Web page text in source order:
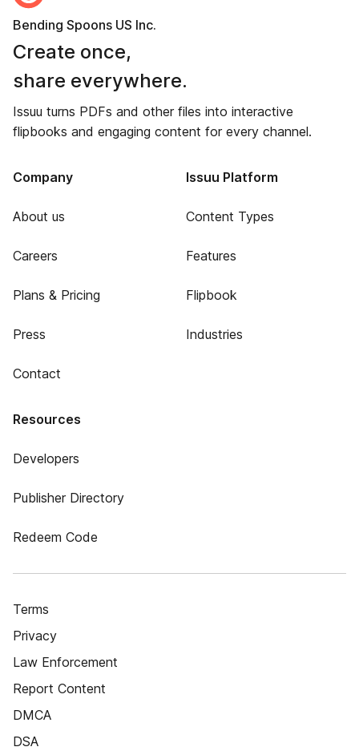
Bending Spoons US Inc.
Create once,
share everywhere.
Issuu turns PDFs and other files into interactive
flipbooks and engaging content for every channel.
Company
About us
Careers
Plans & Pricing
Press
Contact
Issuu Platform
Content Types
Features
Flipbook
Industries
Resources
Developers
Publisher Directory
Redeem Code
Terms
Privacy
Law Enforcement
Report Content
DMCA
DSA